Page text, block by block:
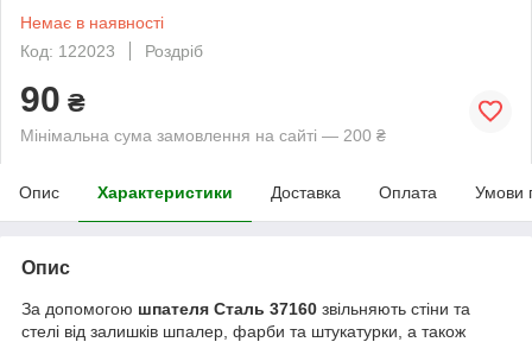
Немає в наявності
Код: 122023
Роздріб
90 ₴
Мінімальна сума замовлення на сайті — 200 ₴
Опис Характеристики Доставка Оплата Умови
Опис
За допомогою шпателя Сталь 37160 звільняють стіни та
стелі від залишків шпалер, фарби та штукатурки, а також